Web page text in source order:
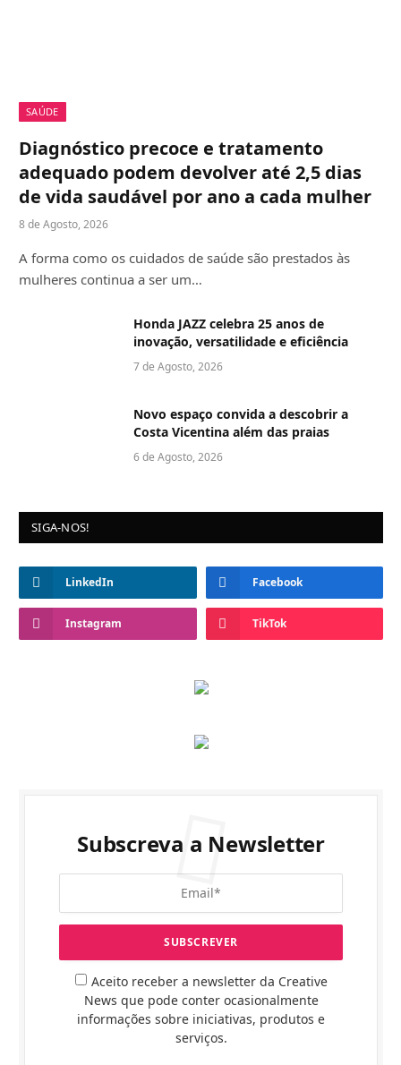
SAÚDE
Diagnóstico precoce e tratamento
adequado podem devolver até 2,5 dias
de vida saudável por ano a cada mulher
8 de Agosto, 2026
A forma como os cuidados de saúde são prestados às
mulheres continua a ser um…
Honda JAZZ celebra 25 anos de
inovação, versatilidade e eficiência
7 de Agosto, 2026
Novo espaço convida a descobrir a
Costa Vicentina além das praias
6 de Agosto, 2026
SIGA-NOS!
LinkedIn Facebook
Instagram TikTok
Subscreva a Newsletter
Aceito receber a newsletter da Creative
News que pode conter ocasionalmente
informações sobre iniciativas, produtos e
serviços.